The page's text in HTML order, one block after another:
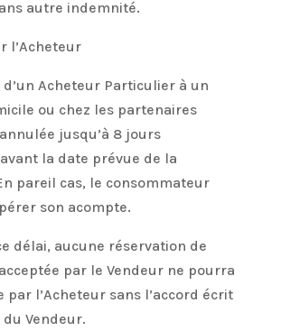
autre indemnité.
l’Acheteur
d’un Acheteur Particulier à un
ou chez les partenaires
jusqu’à 8 jours
la date prévue de la
pareil cas, le consommateur
son acompte.
délai, aucune réservation de
par le Vendeur ne pourra
par l’Acheteur sans l’accord écrit
Vendeur.